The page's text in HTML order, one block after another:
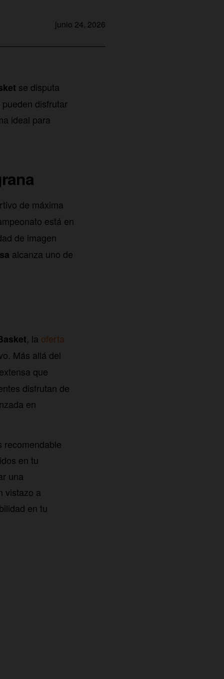
junio 24, 2026
se disputa
disfrutar
ideal para
de máxima
está en
de imagen
alcanza uno de
, la oferta
Más allá del
que
disfrutan de
en
recomendable
en tu
una
vistazo a
en tu